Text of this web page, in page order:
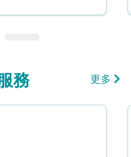
務 更多